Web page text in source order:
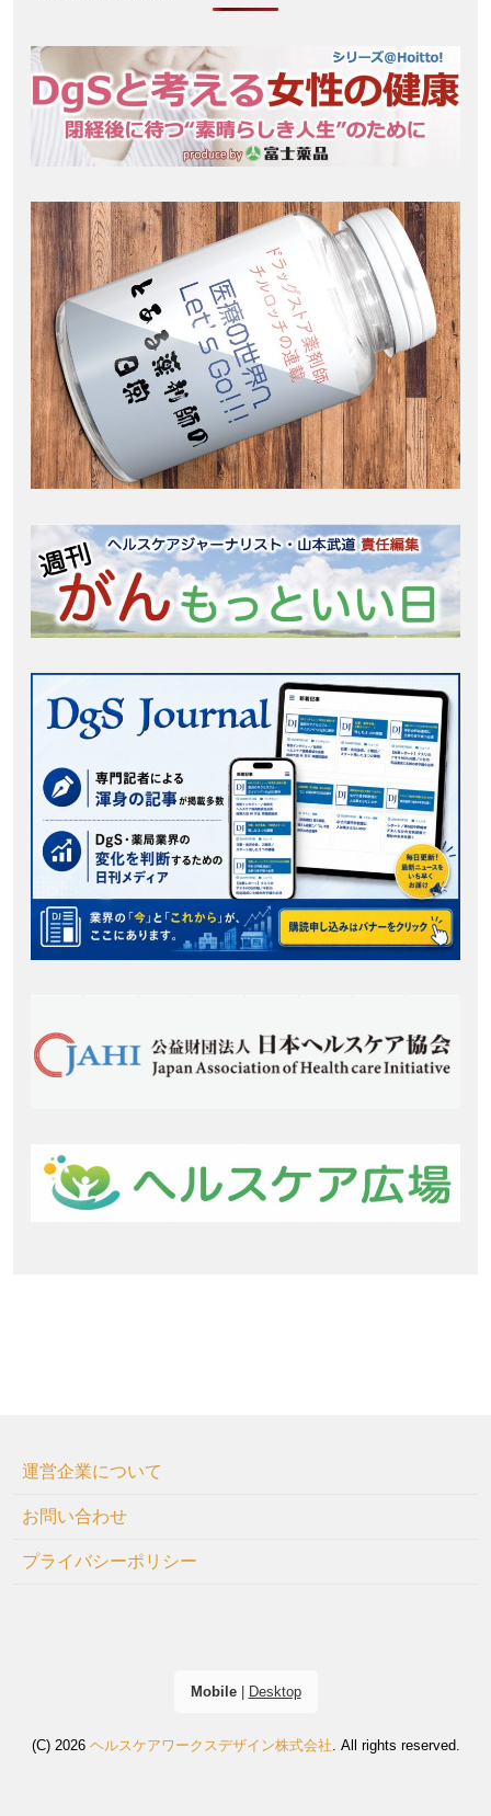
運営企業について
お問い合わせ
プライバシーポリシー
Mobile| Desktop
(C) 2026 ヘルスケアワークスデザイン株式会社 . All rights reserved.